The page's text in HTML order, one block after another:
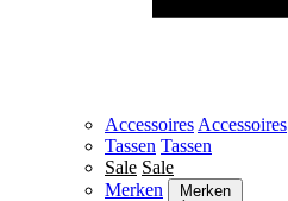
Accessoires Accessoires
Tassen Tassen
Sale Sale
Merken
Merken